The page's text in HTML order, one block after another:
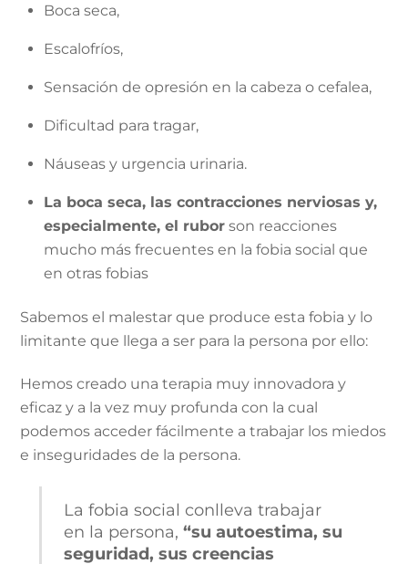
Boca seca,
Escalofríos,
Sensación de opresión en la cabeza o cefalea,
Dificultad para tragar,
Náuseas y urgencia urinaria.
La boca seca, las contracciones nerviosas y,
especialmente, el rubor son reacciones
mucho más frecuentes en la fobia social que
en otras fobias
Sabemos el malestar que produce esta fobia y lo
limitante que llega a ser para la persona por ello:
Hemos creado una terapia muy innovadora y
eficaz y a la vez muy profunda con la cual
podemos acceder fácilmente a trabajar los miedos
e inseguridades de la persona.
La fobia social conlleva trabajar
en la persona,“su autoestima, su
seguridad, sus creencias